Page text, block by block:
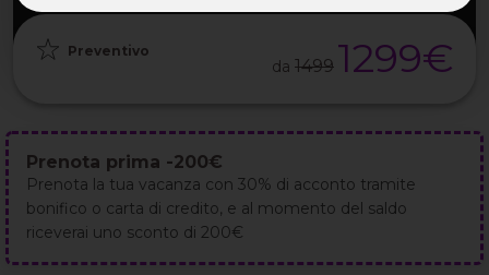
Preventivo
da 1499 1299€
Prenota prima -200€
Prenota la tua vacanza con 30% di acconto tramite
bonifico o carta di credito, e al momento del saldo
riceverai uno sconto di 200€